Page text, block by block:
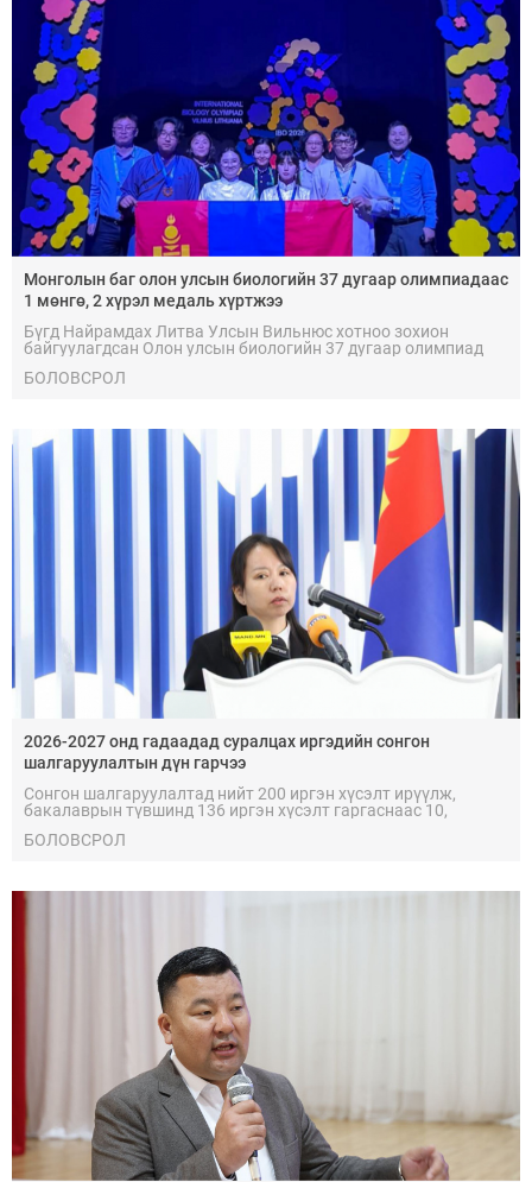
Монголын баг олон улсын биологийн 37 дугаар олимпиадаас
1 мөнгө, 2 хүрэл медаль хүртжээ
Бүгд Найрамдах Литва Улсын Вильнюс хотноо зохион
байгуулагдсан Олон улсын биологийн 37 дугаар олимпиад
мөнгө, хоёр хүрэл медаль хүртжээ.
БОЛОВСРОЛ
2026-2027 онд гадаадад суралцах иргэдийн сонгон
шалгаруулалтын дүн гарчээ
Сонгон шалгаруулалтад нийт 200 иргэн хүсэлт ирүүлж,
бакалаврын түвшинд 136 иргэн хүсэлт гаргаснаас 10,
түвшинд 2 иргэн хүсэлт гаргаснаас 1 иргэн тус тус
БОЛОВСРОЛ